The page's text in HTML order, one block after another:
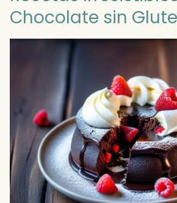
Chocolate sin